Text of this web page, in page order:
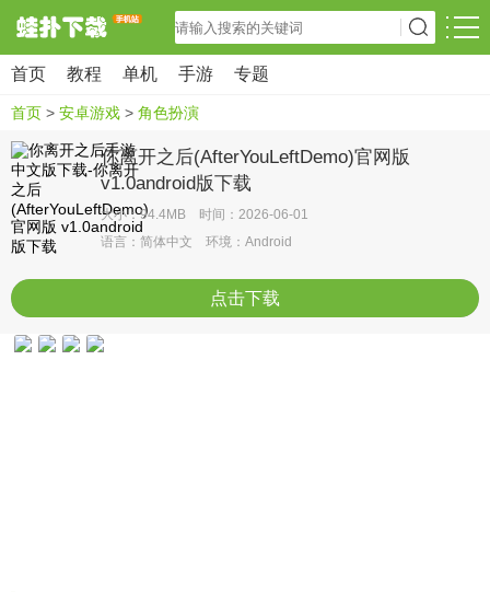
首页 教程 单机 手游 专题
首页 > 安卓游戏 > 角色扮演
你离开之后(AfterYouLeftDemo)官网版
v1.0android版下载
大小：94.4MB 时间：2026-06-01
语言：简体中文 环境：Android
点击下载